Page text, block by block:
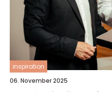
inspiration
06. November 2025